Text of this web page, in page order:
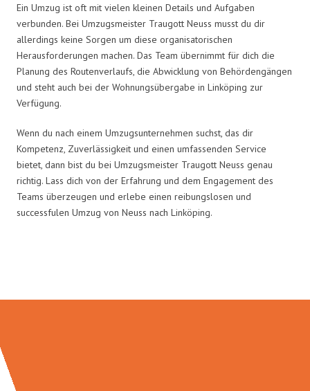
Ein Umzug ist oft mit vielen kleinen Details und Aufgaben
verbunden. Bei Umzugsmeister Traugott Neuss musst du dir
allerdings keine Sorgen um diese organisatorischen
Herausforderungen machen. Das Team übernimmt für dich die
Planung des Routenverlaufs, die Abwicklung von Behördengängen
und steht auch bei der Wohnungsübergabe in Linköping zur
Verfügung.
Wenn du nach einem Umzugsunternehmen suchst, das dir
Kompetenz, Zuverlässigkeit und einen umfassenden Service
bietet, dann bist du bei Umzugsmeister Traugott Neuss genau
richtig. Lass dich von der Erfahrung und dem Engagement des
Teams überzeugen und erlebe einen reibungslosen und
successfulen Umzug von Neuss nach Linköping.